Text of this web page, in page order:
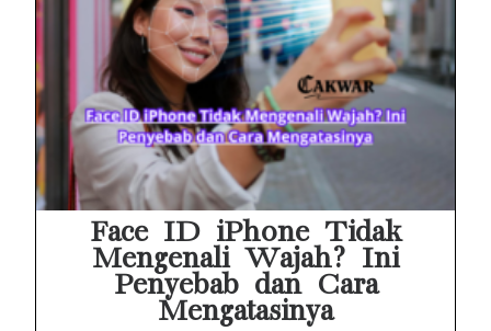
Face ID iPhone Tidak
Mengenali Wajah? Ini
Penyebab dan Cara
Mengatasinya